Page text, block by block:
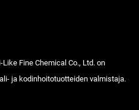
Fine Chemical Co., Ltd. on
ja kodinhoitotuotteiden valmistaja.